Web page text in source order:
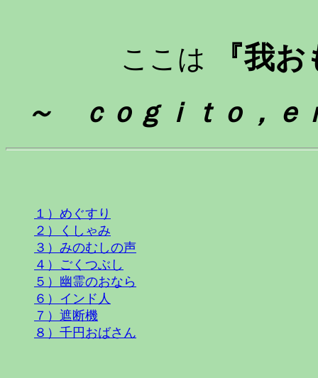
ここは 『我
～ ｃｏｇｉｔ
１）めぐすり
２）くしゃみ
３）みのむしの声
４）ごくつぶし
５）幽霊のおなら
６）インド人
７）遮断機
８）千円おばさん